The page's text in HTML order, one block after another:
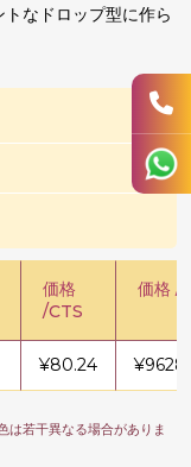
なドロップ型に作ら
価格
/CTS
価格 /
¥80.24 ¥
は若干異なる場合がありま